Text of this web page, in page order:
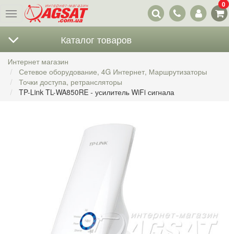
Меню
Наши
контакты
0
Каталог товаров
Интернет магазин
Сетевое оборудование, 4G Интернет, Маршрутизаторы
Точки доступа, ретрансляторы
TP-Link TL-WA850RE - усилитель WiFi сигнала